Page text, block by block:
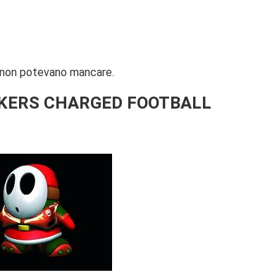
non potevano mancare.
CHARGED FOOTBALL